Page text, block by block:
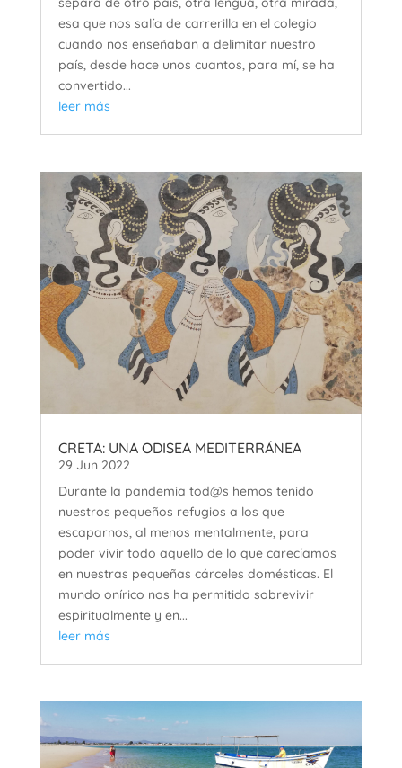
esa que nos salía de carrerilla en el colegio
cuando nos enseñaban a delimitar nuestro
país, desde hace unos cuantos, para mí, se ha
convertido...
leer más
CRETA: UNA ODISEA MEDITERRÁNEA
29 Jun 2022
Durante la pandemia tod@s hemos tenido
nuestros pequeños refugios a los que
escaparnos, al menos mentalmente, para
poder vivir todo aquello de lo que carecíamos
en nuestras pequeñas cárceles domésticas. El
mundo onírico nos ha permitido sobrevivir
espiritualmente y en...
leer más